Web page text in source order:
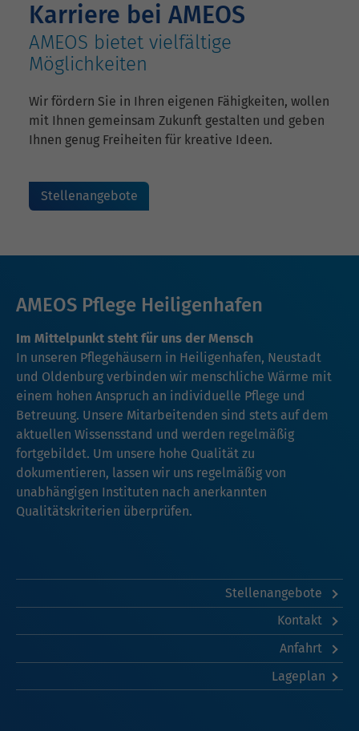
Karriere bei AMEOS
AMEOS bietet vielfältige
Möglichkeiten
Wir fördern Sie in Ihren eigenen Fähigkeiten, wollen
mit Ihnen gemeinsam Zukunft gestalten und geben
Ihnen genug Freiheiten für kreative Ideen.
Stellenangebote
AMEOS Pflege Heiligenhafen
Im Mittelpunkt steht für uns der Mensch
In unseren Pflegehäusern in Heiligenhafen, Neustadt
und Oldenburg verbinden wir menschliche Wärme mit
einem hohen Anspruch an individuelle Pflege und
Betreuung. Unsere Mitarbeitenden sind stets auf dem
aktuellen Wissensstand und werden regelmäßig
fortgebildet. Um unsere hohe Qualität zu
dokumentieren, lassen wir uns regelmäßig von
unabhängigen Instituten nach anerkannten
Qualitätskriterien überprüfen.
Stellenangebote
Kontakt
Anfahrt
Lageplan